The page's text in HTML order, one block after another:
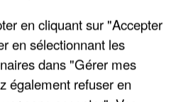
EMPORTÉE PAR UNE
HAUTE-SAVOIE
en cliquant sur "Accepter
en sélectionnant les
dans "Gérer mes
également refuser en